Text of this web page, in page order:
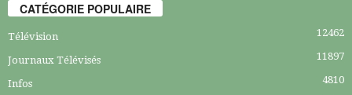
CATÉGORIE POPULAIRE
Télévision 12462
Journaux Télévisés 11897
Infos 4810